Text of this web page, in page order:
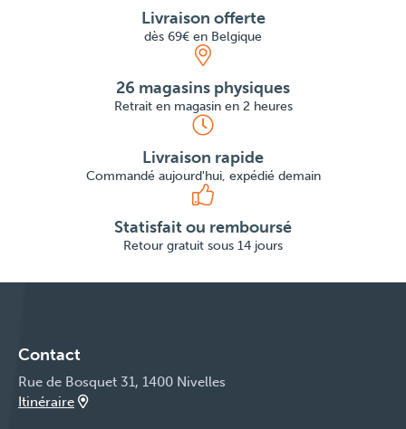
Livraison offerte
dès 69€ en Belgique
26 magasins physiques
Retrait en magasin en 2 heures
Livraison rapide
Commandé aujourd'hui, expédié demain
Statisfait ou remboursé
Retour gratuit sous 14 jours
Contact
Rue de Bosquet 31, 1400 Nivelles
Itinéraire